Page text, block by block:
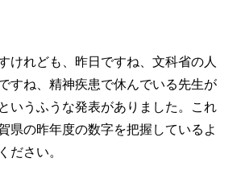
けれども、昨日ですね、文科省の人
すね、精神疾患で休んでいる先生が
いうふうな発表がありました。これ
県の昨年度の数字を把握しているよ
ださい。